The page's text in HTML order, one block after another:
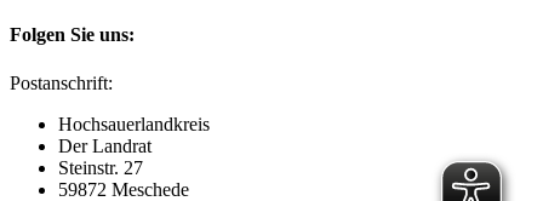
Folgen Sie uns:
Postanschrift:
Hochsauerlandkreis
Der Landrat
Steinstr. 27
59872 Meschede